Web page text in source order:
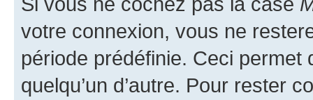
votre connexion, vous ne
période prédéfinie. Ceci permet
quelqu’un d’autre. Pour rester